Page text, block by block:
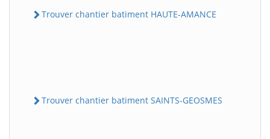
Trouver chantier batiment HAUTE-AMANCE
Trouver chantier batiment SAINTS-GEOSMES